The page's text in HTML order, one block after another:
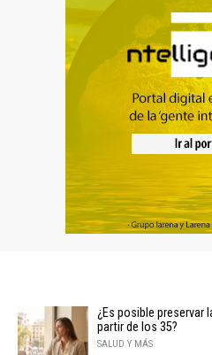
¿Es posible preservar
partir de los 35?
SALUD Y MÁS